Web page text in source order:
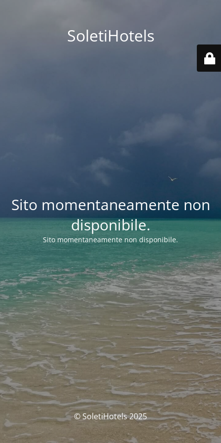
SoletiHotels
Sito momentaneamente non
disponibile.
Sito momentaneamente non disponibile.
© SoletiHotels 2025